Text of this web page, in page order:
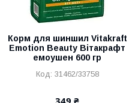
Корм для шиншил Vitakraft
Emotion Beauty Вітакрафт
емоушен 600 гр
31462/33758
349 ₴